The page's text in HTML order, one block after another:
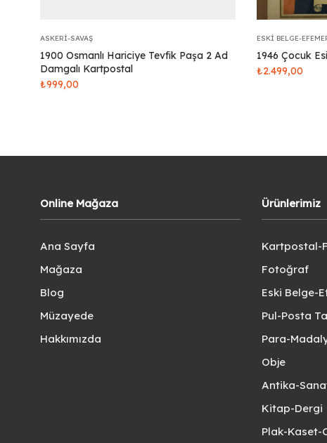
ASKERI-SAVAŞ
1900 Osmanlı Hariciye Tevfik Paşa 2 Ad
Damgalı Kartpostal
₺999,00
ESKI BELGE-
1946 Çocuk
₺2.499,00
Online Mağaza
Ana Sayfa
Mağaza
Blog
Müzayede
Hakkımızda
Ürünlerimiz
Kartpostal-
Fotoğraf
Eski Belge-
Pul-Posta
Para-
Obje
Antika-
Kitap-Dergi
Plak-Kaset-